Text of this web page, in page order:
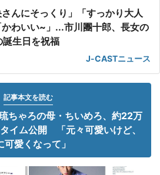
さんにそっくり」「すっかり大人
かわいい~」...市川團十郎、長女の
誕生日を祝福
J-CASTニュース
記事本文を読む
ちゃろの母・ちいめろ、約22万
イム公開 「元々可愛いけど、
可愛くなって」